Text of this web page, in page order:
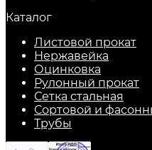
Каталог
Листовой прокат
Нержавейка
Оцинковка
Рулонный прокат
Сетка стальная
Сортовой и
Трубы